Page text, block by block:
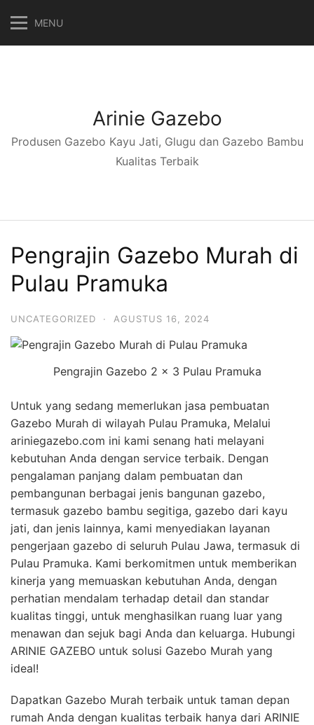
ke
konten
MENU
Arinie Gazebo
Produsen Gazebo Kayu Jati, Glugu dan Gazebo Bambu
Kualitas Terbaik
Pengrajin Gazebo Murah di
Pulau Pramuka
UNCATEGORIZED · AGUSTUS 16, 2024
Pengrajin Gazebo 2 x 3 Pulau Pramuka
Untuk yang sedang memerlukan jasa pembuatan
Gazebo Murah di wilayah Pulau Pramuka, Melalui
ariniegazebo.com ini kami senang hati melayani
kebutuhan Anda dengan service terbaik. Dengan
pengalaman panjang dalam pembuatan dan
pembangunan berbagai jenis bangunan gazebo,
termasuk gazebo bambu segitiga, gazebo dari kayu
jati, dan jenis lainnya, kami menyediakan layanan
pengerjaan gazebo di seluruh Pulau Jawa, termasuk di
Pulau Pramuka. Kami berkomitmen untuk memberikan
kinerja yang memuaskan kebutuhan Anda, dengan
perhatian mendalam terhadap detail dan standar
kualitas tinggi, untuk menghasilkan ruang luar yang
menawan dan sejuk bagi Anda dan keluarga. Hubungi
ARINIE GAZEBO untuk solusi Gazebo Murah yang
ideal!
Dapatkan Gazebo Murah terbaik untuk taman depan
rumah Anda dengan kualitas terbaik hanya dari ARINIE